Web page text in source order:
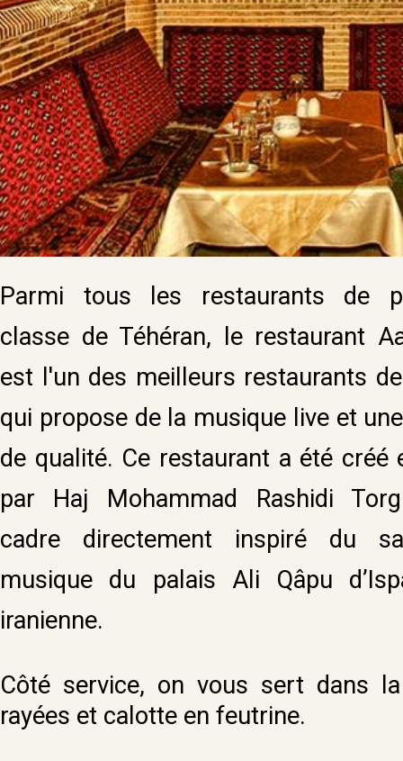
Parmi tous les restaurants de
classe de Téhéran, le restaurant
est l'un des meilleurs restaurants
qui propose de la musique live et
de qualité. Ce restaurant a été créé
par Haj Mohammad Rashidi
cadre directement inspiré du
musique du palais Ali Qâpu
iranienne.
Côté service, on vous sert dans
rayées et calotte en feutrine.